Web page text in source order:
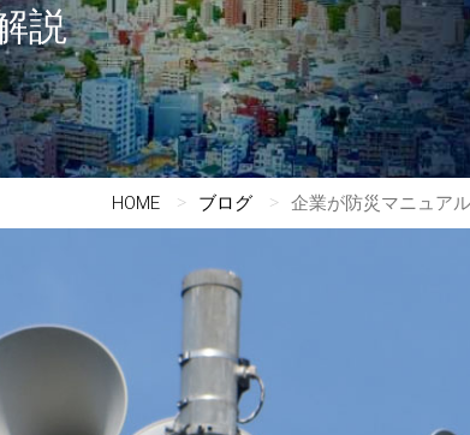
説
HOME ブログ 企業が防災マニュア